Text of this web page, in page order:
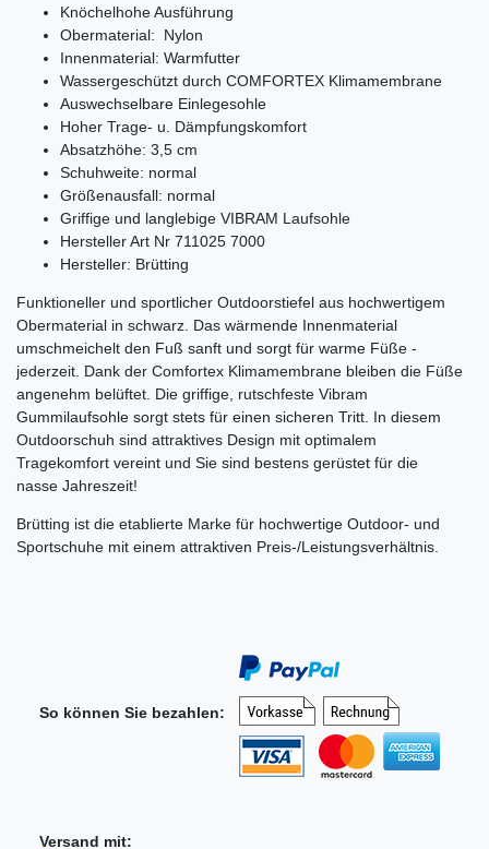
Knöchelhohe Ausführung
Obermaterial: Nylon
Innenmaterial: Warmfutter
Wassergeschützt durch COMFORTEX Klimamembrane
Auswechselbare Einlegesohle
Hoher Trage- u. Dämpfungskomfort
Absatzhöhe: 3,5 cm
Schuhweite: normal
Größenausfall: normal
Griffige und langlebige VIBRAM Laufsohle
Hersteller Art Nr 711025 7000
Hersteller: Brütting
Funktioneller und sportlicher Outdoorstiefel aus hochwertigem
Obermaterial in schwarz. Das wärmende Innenmaterial
umschmeichelt den Fuß sanft und sorgt für warme Füße -
jederzeit. Dank der Comfortex Klimamembrane bleiben die Füße
angenehm belüftet. Die griffige, rutschfeste Vibram
Gummilaufsohle sorgt stets für einen sicheren Tritt. In diesem
Outdoorschuh sind attraktives Design mit optimalem
Tragekomfort vereint und Sie sind bestens gerüstet für die
nasse Jahreszeit!
Brütting ist die etablierte Marke für hochwertige Outdoor- und
Sportschuhe mit einem attraktiven Preis-/Leistungsverhältnis.
So können Sie bezahlen:
Versand mit: